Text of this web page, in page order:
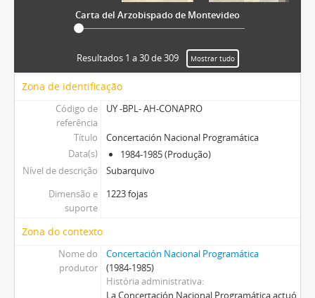
Carta del Arzobispado de Montevideo
Resultados 1 a 30 de 309 Mostrar tudo
Zona de identificação
Código de
referência
UY -BPL- AH-CONAPRO
Título
Concertación Nacional Programática
Data(s)
1984-1985 (Produção)
Nível de descrição
Subarquivo
Dimensão e
suporte
1223 fojas
Zona do contexto
Nome do
produtor
Concertación Nacional Programática
(1984-1985)
História administrativa
La Concertación Nacional Programática actuó